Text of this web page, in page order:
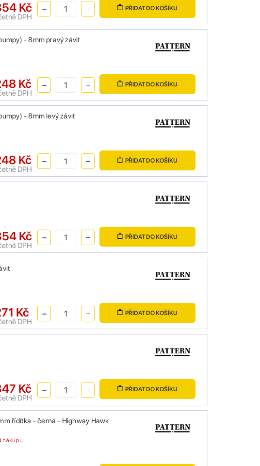
Kč
DPH
PŘIDAT DO KOŠÍKU
- 8mm pravý závit
Kč
DPH
PŘIDAT DO KOŠÍKU
- 8mm levý závit
Kč
DPH
PŘIDAT DO KOŠÍKU
Kč
DPH
PŘIDAT DO KOŠÍKU
Kč
DPH
PŘIDAT DO KOŠÍKU
Kč
DPH
PŘIDAT DO KOŠÍKU
řídítka - černá - Highway Hawk
nákupu